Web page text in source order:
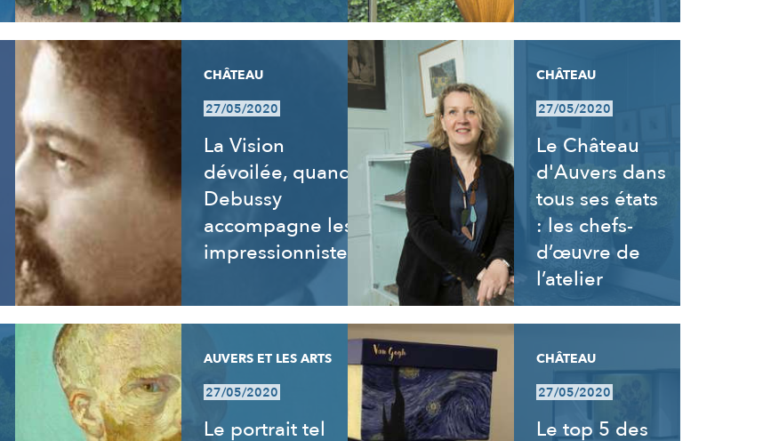
CHÂTEAU
27/05/2020
La Vision
dévoilée, quand
Debussy
accompagne les
impressionnistes
CHÂTEAU
27/05/2020
Le Château
d'Auvers dans
tous ses états
: les chefs-
d’œuvre de
l’atelier
AUVERS ET LES ARTS
27/05/2020
Le portrait tel
CHÂTEAU
27/05/2020
Le top 5 des